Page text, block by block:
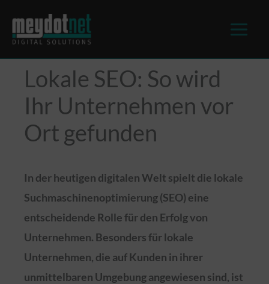
springen
Lokale SEO: So wird
Ihr Unternehmen vor
Ort gefunden
In der heutigen digitalen Welt spielt die lokale
Suchmaschinenoptimierung (SEO) eine
entscheidende Rolle für den Erfolg von
Unternehmen. Besonders für lokale
Unternehmen, die auf Kunden in ihrer
unmittelbaren Umgebung angewiesen sind, ist